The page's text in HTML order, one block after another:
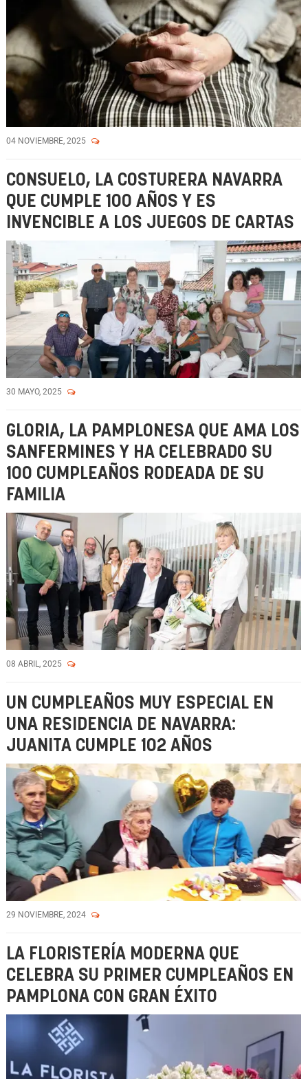
04 NOVIEMBRE, 2025
CONSUELO, LA COSTURERA NAVARRA
QUE CUMPLE 100 AÑOS Y ES
INVENCIBLE A LOS JUEGOS DE CARTAS
30 MAYO, 2025
GLORIA, LA PAMPLONESA QUE AMA LOS
SANFERMINES Y HA CELEBRADO SU
100 CUMPLEAÑOS RODEADA DE SU
FAMILIA
08 ABRIL, 2025
UN CUMPLEAÑOS MUY ESPECIAL EN
UNA RESIDENCIA DE NAVARRA:
JUANITA CUMPLE 102 AÑOS
29 NOVIEMBRE, 2024
LA FLORISTERÍA MODERNA QUE
CELEBRA SU PRIMER CUMPLEAÑOS EN
PAMPLONA CON GRAN ÉXITO